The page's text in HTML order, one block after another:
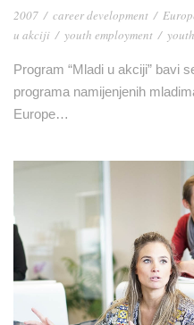
2007 / career development /
u akciji / youth employment /
Program “Mladi u akciji” bavi
programa namijenjenih
Europe…